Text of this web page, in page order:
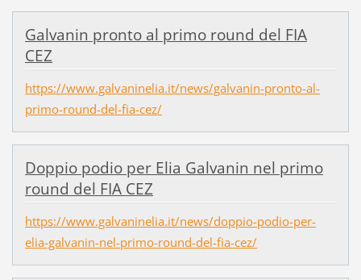
Galvanin pronto al primo round del FIA
CEZ
https://www.galvaninelia.it/news/galvanin-pronto-al-
primo-round-del-fia-cez/
Doppio podio per Elia Galvanin nel primo
round del FIA CEZ
https://www.galvaninelia.it/news/doppio-podio-per-
elia-galvanin-nel-primo-round-del-fia-cez/